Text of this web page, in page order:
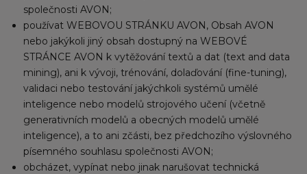
společnosti AVON;
používat WEBOVOU STRÁNKU AVON, Obsah AVON
nebo jakýkoli jiný obsah dostupný na WEBOVÉ
STRÁNCE AVON k vytěžování textů a dat (text and data
mining), ani k vývoji, trénování, dolaďování (fine-tuning),
validaci nebo testování jakýchkoli systémů umělé
inteligence nebo modelů strojového učení (včetně
generativních modelů a obecných modelů umělé
inteligence), a to ani zčásti, bez předchozího výslovného
písemného souhlasu společnosti AVON;
obcházet, vypínat nebo jinak narušovat technická